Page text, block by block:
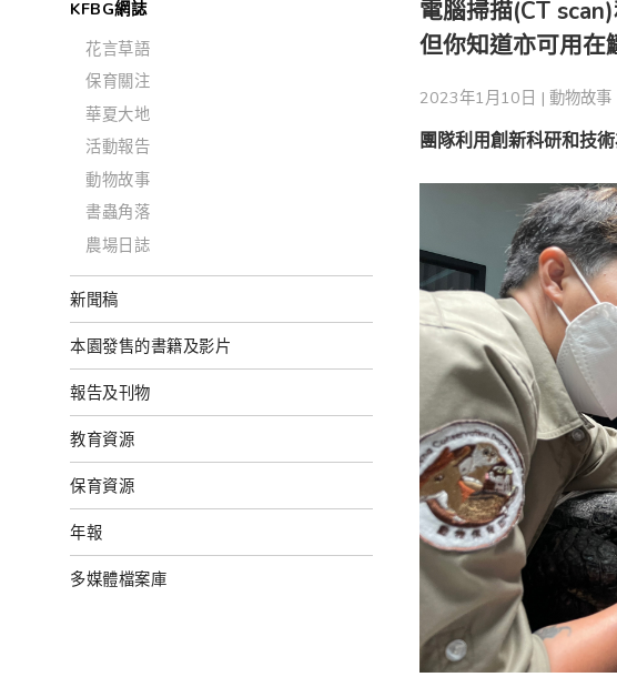
KFBG網誌
花言草語
保育關注
華夏大地
活動報告
動物故事
書蟲角落
農場日誌
新聞稿
本園發售的書籍及影片
報告及刊物
教育資源
保育資源
年報
多媒體檔案庫
電腦掃描(CT
但你知道亦可用在
2023年1月10日 | 動物故事
團隊利用創新科研和技